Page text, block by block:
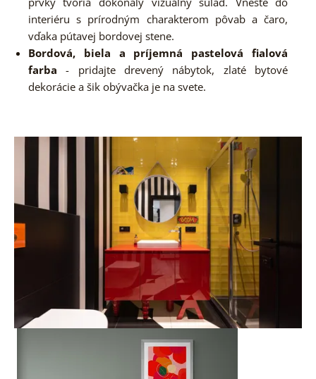
interiéru s prírodným charakterom pôvab a čaro,
vďaka pútavej bordovej stene.
Bordová, biela a príjemná pastelová fialová
farba
- pridajte drevený nábytok, zlaté bytové
dekorácie a šik obývačka je na svete.